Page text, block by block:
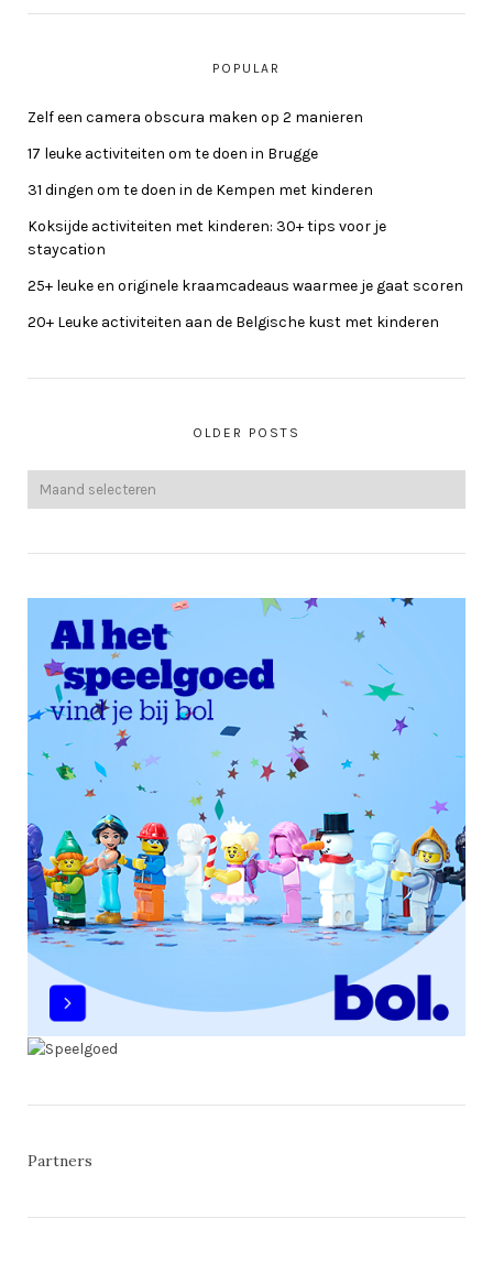
POPULAR
Zelf een camera obscura maken op 2 manieren
17 leuke activiteiten om te doen in Brugge
31 dingen om te doen in de Kempen met kinderen
Koksijde activiteiten met kinderen: 30+ tips voor je
staycation
25+ leuke en originele kraamcadeaus waarmee je gaat scoren
20+ Leuke activiteiten aan de Belgische kust met kinderen
OLDER POSTS
Partners